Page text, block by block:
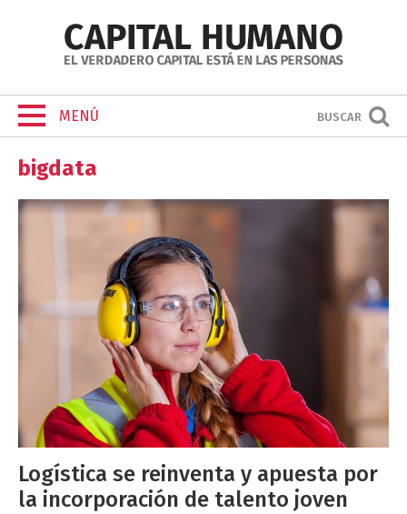
MENÚ BUSCAR
bigdata
Logística se reinventa y apuesta por
la incorporación de talento joven